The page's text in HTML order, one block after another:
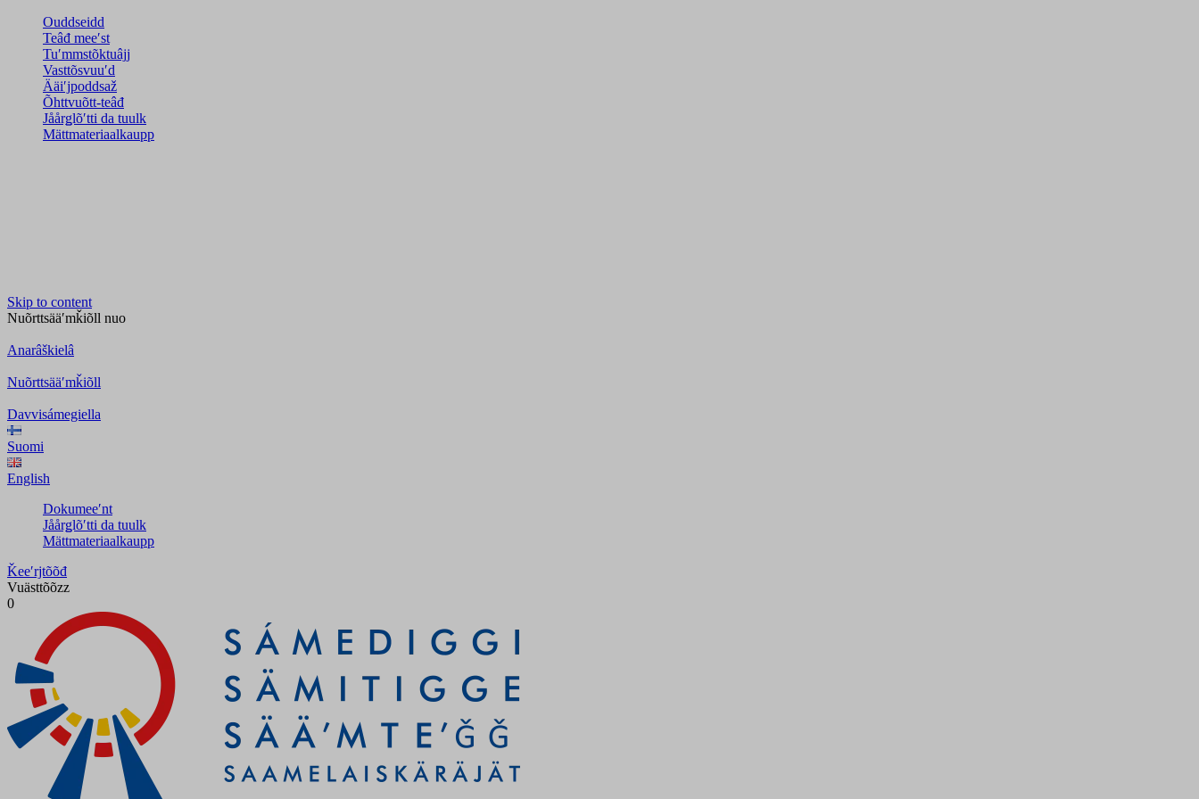
Ouddseidd
Teâđ meeʹst
Tuʹmmstõktuâjj
Vasttõsvuuʹd
Ääiʹjpoddsaž
Õhttvuõtt-teâđ
Jåårǥlõʹtti da tuulk
Mättmateriaalkaupp
Skip to content
Nuõrttsääʹmǩiõll nuo
Anarâškielâ
Nuõrttsääʹmǩiõll
Davvisámegiella
Suomi
English
Dokumeeʹnt
Jåårǥlõʹtti da tuulk
Mättmateriaalkaupp
Ǩeeʹrjtõõđ
Vuästtõõzz
0